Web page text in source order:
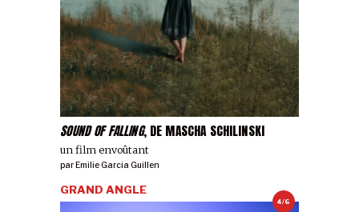
SOUND OF FALLING, DE MASCHA SCHILINSKI
un film envoûtant
par Emilie Garcia Guillen
4/6
GRAND ANGLE